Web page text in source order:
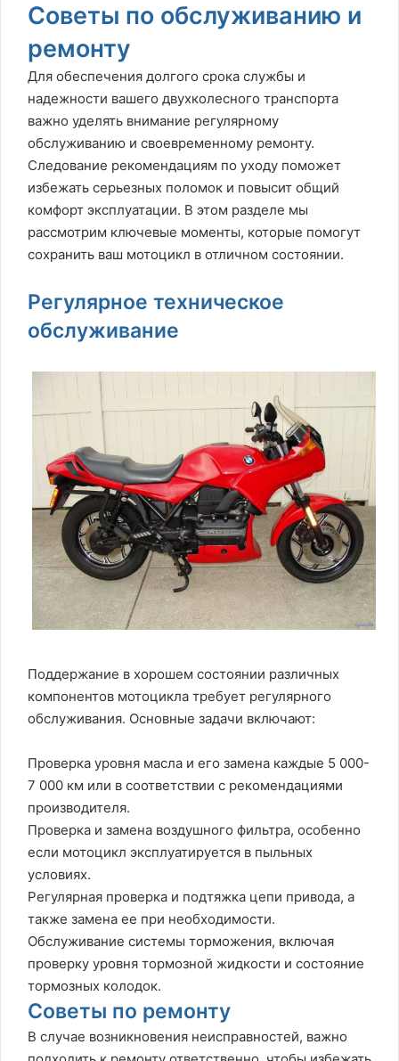
Советы по обслуживанию и
ремонту
Для обеспечения долгого срока службы и
надежности вашего двухколесного транспорта
важно уделять внимание регулярному
обслуживанию и своевременному ремонту.
Следование рекомендациям по уходу поможет
избежать серьезных поломок и повысит общий
комфорт эксплуатации. В этом разделе мы
рассмотрим ключевые моменты, которые помогут
сохранить ваш мотоцикл в отличном состоянии.
Регулярное техническое
обслуживание
Поддержание в хорошем состоянии различных
компонентов мотоцикла требует регулярного
обслуживания. Основные задачи включают:
Проверка уровня масла и его замена каждые 5 000-
7 000 км или в соответствии с рекомендациями
производителя.
Проверка и замена воздушного фильтра, особенно
если мотоцикл эксплуатируется в пыльных
условиях.
Регулярная проверка и подтяжка цепи привода, а
также замена ее при необходимости.
Обслуживание системы торможения, включая
проверку уровня тормозной жидкости и состояние
тормозных колодок.
Советы по ремонту
В случае возникновения неисправностей, важно